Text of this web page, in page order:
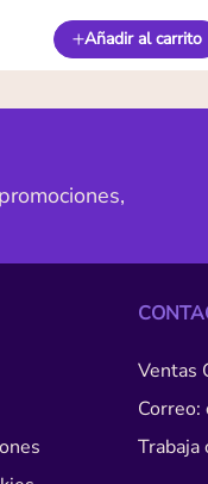
Añadir al carrito
Ventas
Correo:
Trabaja